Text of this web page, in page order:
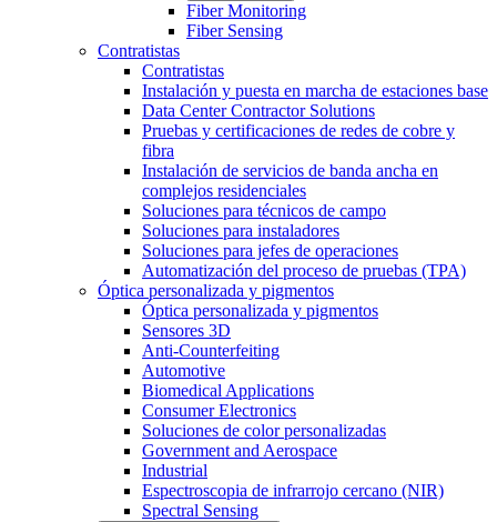
Fiber Monitoring
Fiber Sensing
Contratistas
Contratistas
Instalación y puesta en marcha de estaciones base
Data Center Contractor Solutions
Pruebas y certificaciones de redes de cobre y
fibra
Instalación de servicios de banda ancha en
complejos residenciales
Soluciones para técnicos de campo
Soluciones para instaladores
Soluciones para jefes de operaciones
Automatización del proceso de pruebas (TPA)
Óptica personalizada y pigmentos
Óptica personalizada y pigmentos
Sensores 3D
Anti-Counterfeiting
Automotive
Biomedical Applications
Consumer Electronics
Soluciones de color personalizadas
Government and Aerospace
Industrial
Espectroscopia de infrarrojo cercano (NIR)
Spectral Sensing